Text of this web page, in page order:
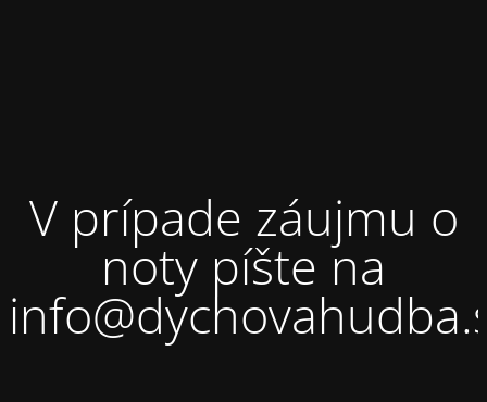
V prípade záujmu o
noty píšte na